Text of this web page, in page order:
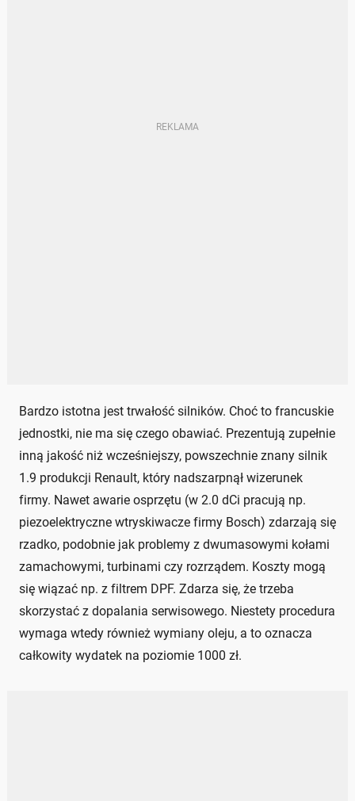
Bardzo istotna jest trwałość silników. Choć to francuskie
jednostki, nie ma się czego obawiać. Prezentują zupełnie
inną jakość niż wcześniejszy, powszechnie znany silnik
1.9 produkcji Renault, który nadszarpnął wizerunek
firmy. Nawet awarie osprzętu (w 2.0 dCi pracują np.
piezoelektryczne wtryskiwacze firmy Bosch) zdarzają się
rzadko, podobnie jak problemy z dwumasowymi kołami
zamachowymi, turbinami czy rozrządem. Koszty mogą
się wiązać np. z filtrem DPF. Zdarza się, że trzeba
skorzystać z dopalania serwisowego. Niestety procedura
wymaga wtedy również wymiany oleju, a to oznacza
całkowity wydatek na poziomie 1000 zł.